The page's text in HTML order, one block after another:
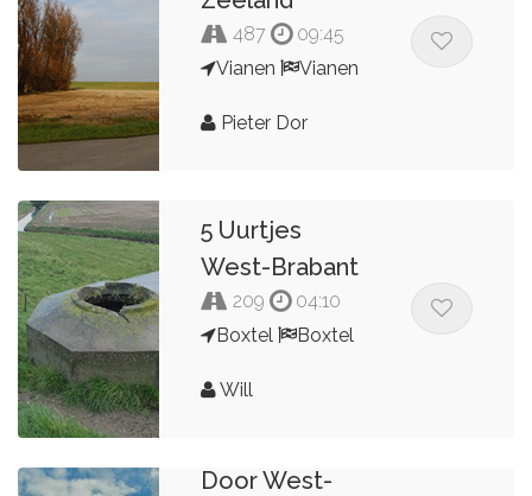
487
09:45
Vianen
Vianen
Pieter Dor
5 Uurtjes
West-Brabant
209
04:10
Boxtel
Boxtel
Will
Door West-